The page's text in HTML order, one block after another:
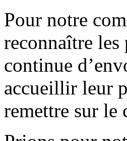
Pour notre
reconnaître les
continue
accueillir leur
remettre sur le